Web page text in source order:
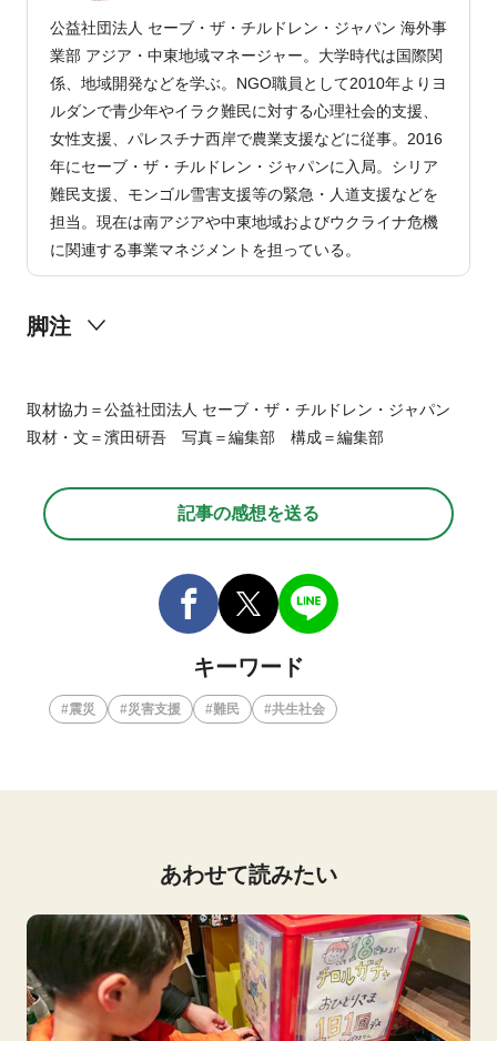
公益社団法人 セーブ・ザ・チルドレン・ジャパン 海外事
業部 アジア・中東地域マネージャー。大学時代は国際関
係、地域開発などを学ぶ。NGO職員として2010年よりヨ
ルダンで青少年やイラク難民に対する心理社会的支援、
女性支援、パレスチナ西岸で農業支援などに従事。2016
年にセーブ・ザ・チルドレン・ジャパンに入局。シリア
難民支援、モンゴル雪害支援等の緊急・人道支援などを
担当。現在は南アジアや中東地域およびウクライナ危機
に関連する事業マネジメントを担っている。
脚注
取材協力＝公益社団法人 セーブ・ザ・チルドレン・ジャパン
取材・文＝濱田研吾 写真＝編集部 構成＝編集部
記事の感想を送る
キーワード
震災 災害支援 難民 共生社会
あわせて読みたい